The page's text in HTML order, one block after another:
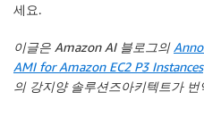
세요.
이글은 Amazon AI 블로그의
AMI for Amazon EC2 P3 Instances
의 강지양 솔루션즈아키텍트가 번